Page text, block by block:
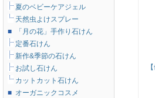
夏のベビーケアジェル
天然虫よけスプレー
■
「月の花」手作り石けん
定番石けん
新作&季節の石けん
お試し石けん
カットカット石けん
■ オーガニックコスメ